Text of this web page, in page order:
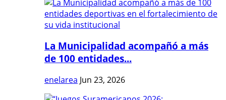
La Municipalidad acompañó a más
de 100 entidades...
enelarea Jun 23, 2026